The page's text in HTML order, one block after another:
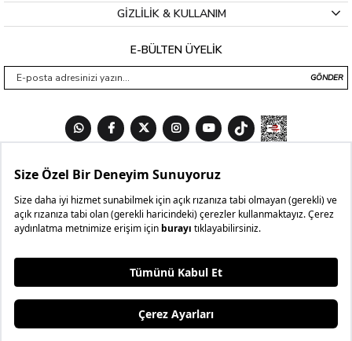
GİZLİLİK & KULLANIM
E-BÜLTEN ÜYELİK
GÖNDER